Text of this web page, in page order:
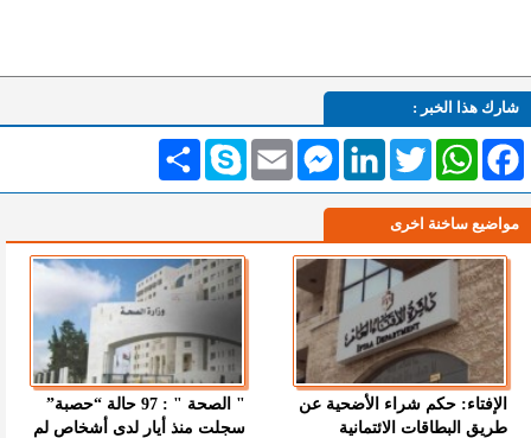
شارك هذا الخبر :
انشر Skype Email
MessengerLinkedInTwitterWhatsAppFacebook
مواضيع ساخنة اخرى
الإفتاء: حكم شراء الأضحية عن
طريق البطاقات الائتمانية
" الصحة " : 97 حالة “حصبة”
سجلت منذ أيار لدى أشخاص لم